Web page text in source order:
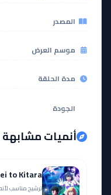
المصدر
موسم العرض
مدة الحلقة
الجودة
أنميات
to Kitara
ترشيح مناسب